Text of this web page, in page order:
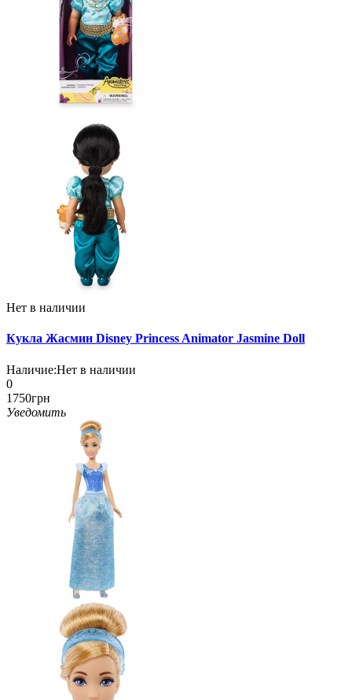
Нет в наличии
Кукла Жасмин Disney Princess Animator Jasmine Doll
Наличие:Нет в наличии
0
1750грн
Уведомить